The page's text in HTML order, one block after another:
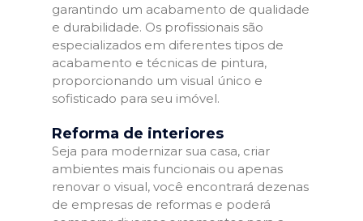
garantindo um acabamento de qualidade
e durabilidade. Os profissionais são
especializados em diferentes tipos de
acabamento e técnicas de pintura,
proporcionando um visual único e
sofisticado para seu imóvel.
Reforma de interiores
Seja para modernizar sua casa, criar
ambientes mais funcionais ou apenas
renovar o visual, você encontrará dezenas
de empresas de reformas e poderá